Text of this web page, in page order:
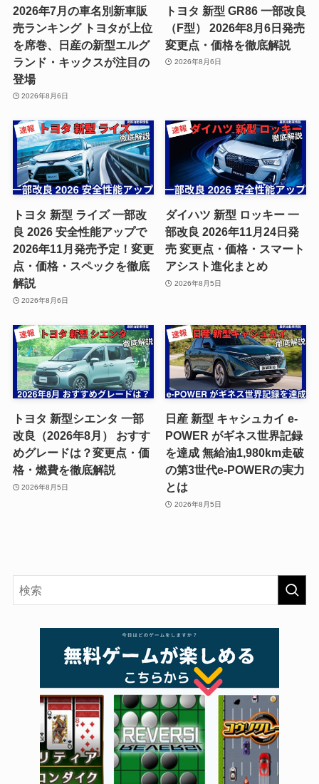
2026年7月の車名別新車販
売ランキング トヨタが上位
を席巻、日産の新型エルグ
ランド・キックスが注目の
登場
2026年8月6日
トヨタ 新型 GR86 一部改良
（F型） 2026年8月6日発売
変更点・価格を徹底解説
2026年8月6日
トヨタ 新型 ライズ 一部改
良 2026 安全性能アップで
2026年11月発売予定！変更
点・価格・スペックを徹底
解説
2026年8月6日
ダイハツ 新型 ロッキー 一
部改良 2026年11月24日発
売 変更点・価格・スマート
アシスト進化まとめ
2026年8月5日
トヨタ 新型シエンタ 一部
改良（2026年8月） おすす
めグレードは？変更点・価
格・燃費を徹底解説
2026年8月5日
日産 新型 キャシュカイ e-
POWER がギネス世界記録
を達成 無給油1,980km走破
の第3世代e-POWERの実力
とは
2026年8月5日